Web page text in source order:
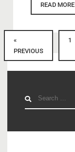
Search
for:
READ MORE
«
PREVIOUS
1